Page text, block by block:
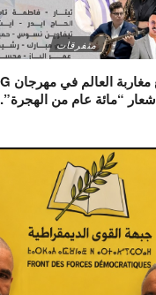
متفرقات
شعار “مائة عام من الهجرة”.